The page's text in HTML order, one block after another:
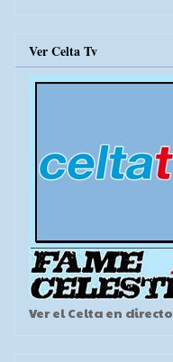
Ver Celta Tv
Ver el Celta en directo